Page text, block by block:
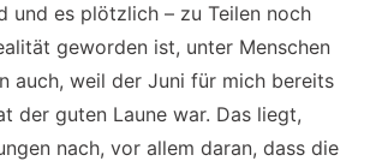
und es plötzlich – zu Teilen noch
geworden ist, unter Menschen
auch, weil der Juni für mich bereits
der guten Laune war. Das liegt,
nach, vor allem daran, dass die